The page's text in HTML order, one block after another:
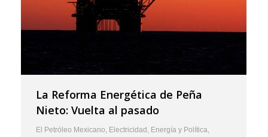
La Reforma Energética de Peña
Nieto: Vuelta al pasado
El Petróleo Mexicano, Electricidad , Energía y Política,